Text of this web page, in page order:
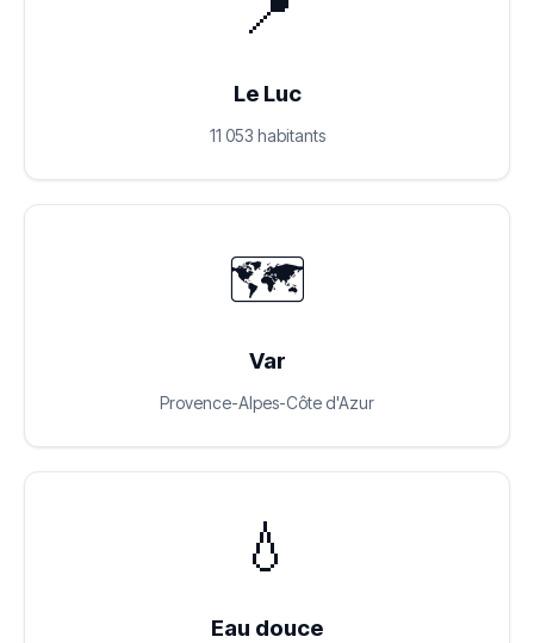
Le Luc
11 053 habitants
🗺️
Var
Provence-Alpes-Côte d'Azur
💧
Eau douce